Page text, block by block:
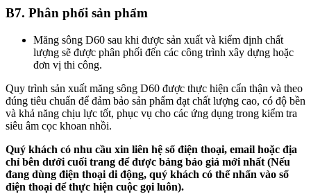
B7. Phân phối sản phẩm
Măng sông D60 sau khi được sản xuất và kiểm định chất
lượng sẽ được phân phối đến các công trình xây dựng hoặc
đơn vị thi công.
Quy trình sản xuất măng sông D60 được thực hiện cẩn thận và theo
đúng tiêu chuẩn để đảm bảo sản phẩm đạt chất lượng cao, có độ bền
và khả năng chịu lực tốt, phục vụ cho các ứng dụng trong kiểm tra
siêu âm cọc khoan nhồi.
Quý khách có nhu cầu xin liên hệ số điện thoại, email hoặc địa
chỉ bên dưới cuối trang để được bảng báo giá mới nhất (Nếu
đang dùng điện thoại di động, quý khách có thể nhấn vào số
điện thoại để thực hiện cuộc gọi luôn).